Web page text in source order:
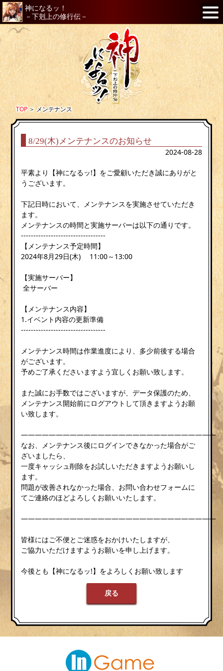
神になるッ！
－下剋上の修行伝－
TOP＞メンテナンス
8/29(木)メンテナンスのお知らせ
2024-08-28
平素より【神になるッ!】をご愛顧いただき誠にありがと
うございます。
下記日時において、メンテナンスを実施させていただき
ます。
メンテナンスの時間と実施サーバーは以下の通りです。
----------------------------------
【メンテナンス予定時間】
2024年8月29日(木) 11:00～13:00
【実施サーバー】
全サーバー
【メンテナンス内容】
1.イベント内容の更新準備
----------------------------------
メンテナンス時間は作業進度により、多少前後する場合
がございます。
予めご了承くださいますよう宜しくお願い致します。
また誠にお手数ではございますが、データ保護のため、
メンテナンス開始前にログアウトして頂きますようお願
い致します。
————————————————————————————
なお、メンテナンス後にログインできなかった場合がご
ざいましたら、
一度キャッシュ削除をお試しいただきますようお願いし
ます。
問題が改善されなかった場合、お問い合わせフォームに
てご連絡のほどよろしくお願いいたします。
————————————————————————————
皆様にはご不便とご迷惑をおかけいたしますが、
ご協力いただけますようお願いを申し上げます。
今後とも【神になるッ!】をよろしくお願い致します
戻る